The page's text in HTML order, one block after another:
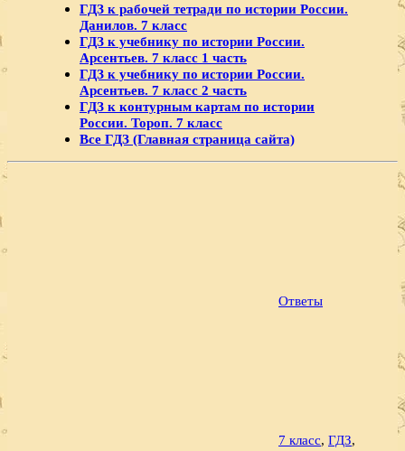
ГДЗ к рабочей тетради по истории России.
Данилов. 7 класс
ГДЗ к учебнику по истории России.
Арсентьев. 7 класс 1 часть
ГДЗ к учебнику по истории России.
Арсентьев. 7 класс 2 часть
ГДЗ к контурным картам по истории
России. Тороп. 7 класс
Все ГДЗ (Главная страница сайта)
Ответы
7 класс, ГДЗ,